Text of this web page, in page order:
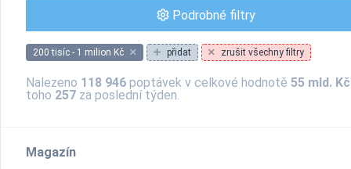
Podrobné filtry
200 tisíc - 1 milion Kč přidat zrušit všechny filtry
Nalezeno 118 946 poptávek v celkové hodnotě 55 mld. Kč
toho 257 za poslední týden.
Magazín